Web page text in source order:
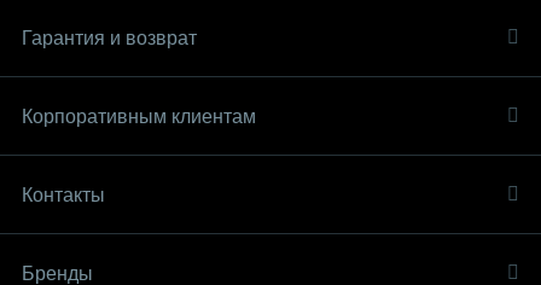
Гарантия и возврат
Корпоративным клиентам
Контакты
Бренды